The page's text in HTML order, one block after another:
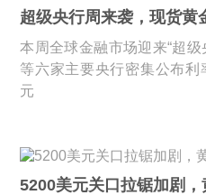
超级央行周来袭，现货黄
本周全球金融市场迎来“超
等六家主要央行密集公布
元
5200美元关口拉锯加剧